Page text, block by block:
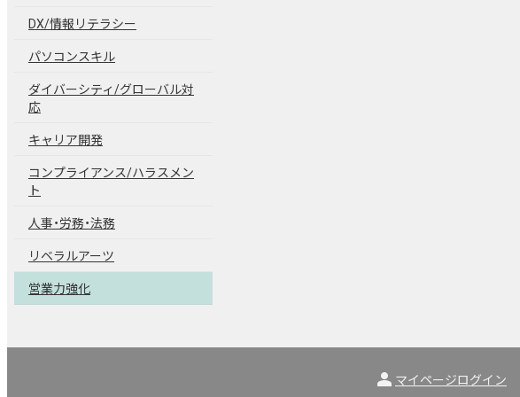
DX/情報リテラシー
パソコンスキル
ダイバーシティ/グローバル対
応
キャリア開発
コンプライアンス/ハラスメン
ト
人事・労務・法務
リベラルアーツ
営業力強化
person マイページログイン